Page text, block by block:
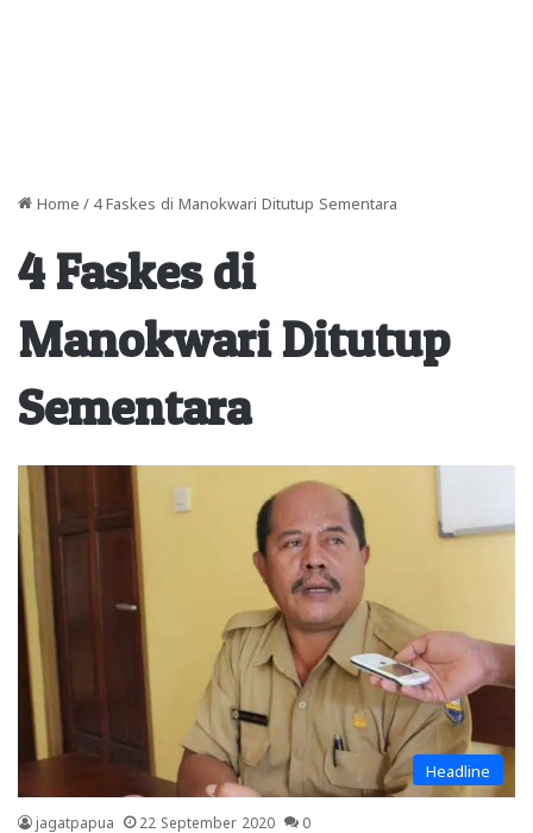
Home / 4 Faskes di Manokwari Ditutup Sementara
4 Faskes di
Manokwari Ditutup
Sementara
Headline
jagatpapua 22 September 2020 0